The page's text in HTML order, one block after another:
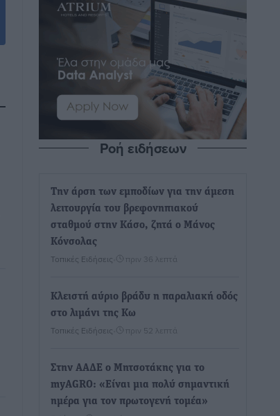
Ροή ειδήσεων
Την άρση των εμποδίων για την άμεση
λειτουργία του βρεφονηπιακού
σταθμού στην Κάσο, ζητά ο Μάνος
Κόνσολας
Τοπικές Ειδήσεις πριν 36 λεπτά
Κλειστή αύριο βράδυ η παραλιακή οδός
στο λιμάνι της Κω
Τοπικές Ειδήσεις πριν 52 λεπτά
Στην ΑΑΔΕ ο Μητσοτάκης για το
myAGRO: «Είναι μια πολύ σημαντική
ημέρα για τον πρωτογενή τομέα»